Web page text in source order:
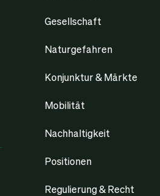
Gesellschaft
Naturgefahren
Konjunktur & Märkte
Mobilität
Nachhaltigkeit
Positionen
Regulierung & Recht